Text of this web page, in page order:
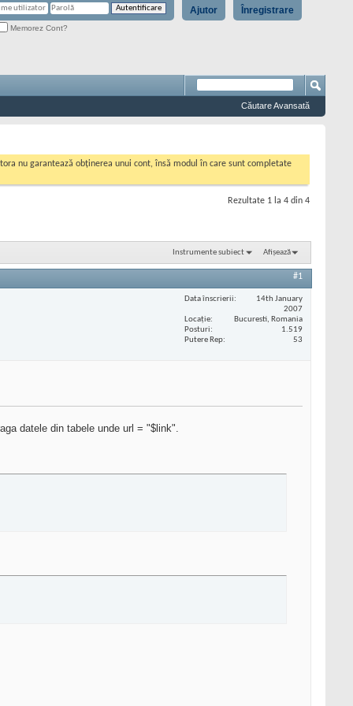
Înregistrare
Ajutor
Memorez Cont?
Căutare Avansată
nu garantează obținerea unui cont, însă modul în care sunt completate
Rezultate 1 la 4 din 4
Instrumente subiect Afișează
#1
Data înscrierii
14th January
2007
Locaţie
Bucuresti, Romania
Posturi
1.519
Putere Rep
53
datele din tabele unde url = "$link".